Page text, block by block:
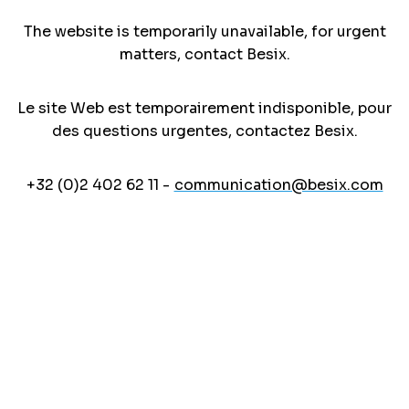
The website is temporarily unavailable, for urgent
matters, contact Besix.
Le site Web est temporairement indisponible, pour
des questions urgentes, contactez Besix.
+32 (0)2 402 62 11 - communication@besix.com